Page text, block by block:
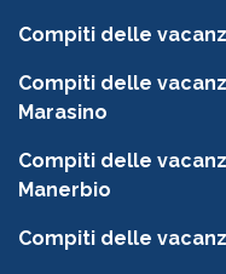
Compiti delle
Compiti delle
Marasino
Compiti delle
Manerbio
Compiti delle